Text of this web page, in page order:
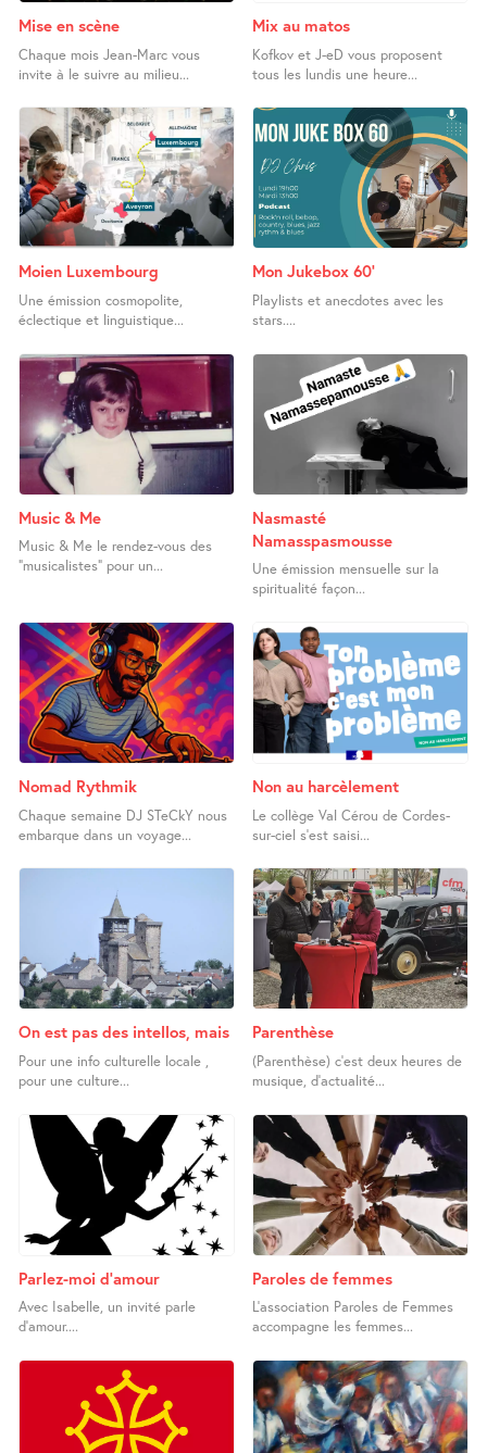
Mise en scène
Chaque mois Jean-Marc vous
invite à le suivre au milieu...
Mix au matos
Kofkov et J-eD vous proposent
tous les lundis une heure...
Moien Luxembourg
Une émission cosmopolite,
éclectique et linguistique...
Mon Jukebox 60’
Playlists et anecdotes avec les
stars....
Music & Me
Music & Me le rendez-vous des
"musicalistes" pour un...
Nasmasté
Namasspasmousse
Une émission mensuelle sur la
spiritualité façon...
Nomad Rythmik
Chaque semaine DJ STeCkY nous
embarque dans un voyage...
Non au harcèlement
Le collège Val Cérou de Cordes-
sur-ciel s’est saisi...
On est pas des intellos, mais
Pour une info culturelle locale ,
pour une culture...
Parenthèse
(Parenthèse) c’est deux heures de
musique, d’actualité...
Parlez-moi d’amour
Avec Isabelle, un invité parle
d’amour....
Paroles de femmes
L’association Paroles de Femmes
accompagne les femmes...